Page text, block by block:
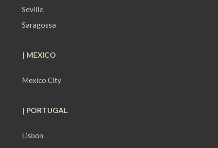
Seville
Saragossa
| MEXICO
Mexico City
| PORTUGAL
Lisbon